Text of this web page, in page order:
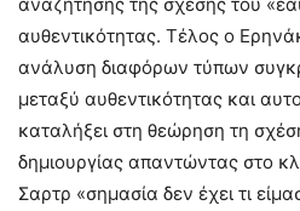
αυθεντικότητας. Τέλος ο
ανάλυση διαφόρων τύπων
μεταξύ αυθεντικότητας και
καταλήξει στη θεώρηση τη
δημιουργίας απαντώντας στο
Σαρτρ «σημασία δεν έχει τι